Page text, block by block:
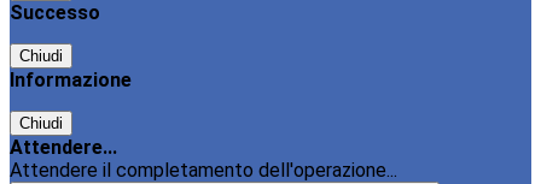
Successo
Chiudi
Informazione
Chiudi
Attendere...
Attendere il completamento dell'operazione...